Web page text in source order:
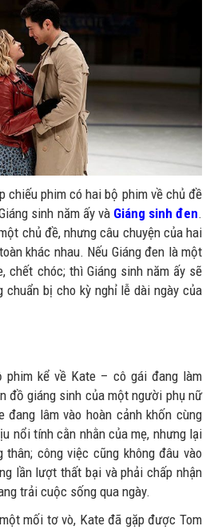
chiếu phim có hai bộ phim về chủ đề
sinh năm ấy và Giáng sinh đen.
chủ đề, nhưng câu chuyện của hai
khác nhau. Nếu Giáng đen là một
chết chóc; thì Giáng sinh năm ấy sẽ
chuẩn bị cho kỳ nghỉ lễ dài ngày của
phim kể về Kate – cô gái đang làm
đồ giáng sinh của một người phụ nữ
đang lâm vào hoàn cảnh khốn cùng
nổi tính cằn nhằn của mẹ, nhưng lại
thân; công việc cũng không đâu vào
lần lượt thất bại và phải chấp nhận
trải cuộc sống qua ngày.
mối tơ vò, Kate đã gặp được Tom